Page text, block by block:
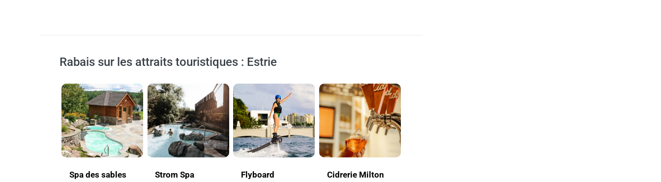
Rabais sur les attraits touristiques : Estrie
Spa des sables
Strom Spa
Flyboard
Cidrerie Milton